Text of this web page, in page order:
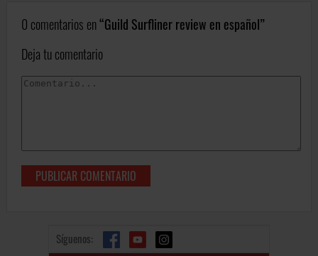
0 comentarios en Guild Surfliner review en español
Deja tu comentario
Síguenos: